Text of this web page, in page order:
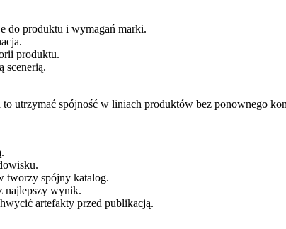
do produktu i wymagań marki.
produktu.
scenerią.
utrzymać spójność w liniach produktów bez ponownego
tworzy spójny katalog.
najlepszy wynik.
artefakty przed publikacją.